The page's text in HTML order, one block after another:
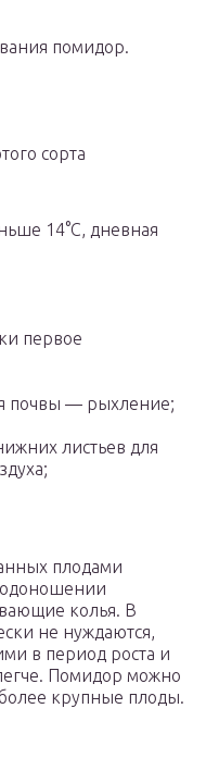
помидор.
сорта
14°С, дневная
первое
почвы — рыхление;
листьев для
плодами
колья. В
не нуждаются,
в период роста и
Помидор можно
крупные плоды.